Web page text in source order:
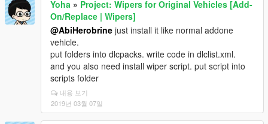
Yoha » Project: Wipers for Original Vehicles [Add-
On/Replace | Wipers]
@AbiHerobrine just install it like normal addone
vehicle.
put folders into dlcpacks. write code in dlclist.xml.
and you also need install wiper script. put script into
scripts folder
내용 보기
2019년 03월 07일